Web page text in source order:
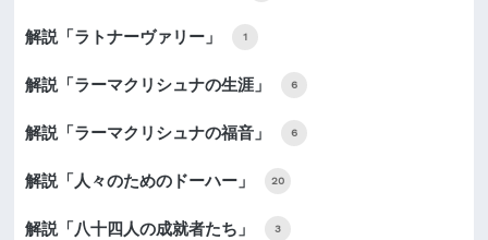
解説「ラトナーヴァリー」 1
解説「ラーマクリシュナの生涯」 6
解説「ラーマクリシュナの福音」 6
解説「人々のためのドーハー」 20
解説「八十四人の成就者たち」 3